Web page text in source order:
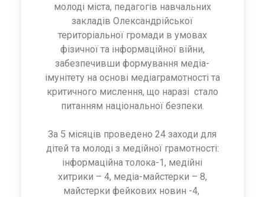
молоді міста, педагогів навчальних
закладів Олександрійської
територіальної громади в умовах
фізичної та інформаційної війни,
забезпечивши формування медіа-
імунітету на основі медіаграмотності та
критичного мислення, що наразі стало
питанням національної безпеки.
За 5 місяців проведено 24 заходи для
дітей та молоді з медійної грамотності:
інформаційна толока-1, медійні
хитрики – 4, медіа-майстерки – 8,
майстерки фейкових новин -4,